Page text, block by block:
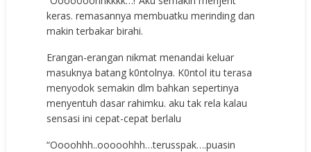
keras. remasannya membuatku merinding dan
makin terbakar birahi.
Erangan-erangan nikmat menandai keluar
masuknya batang k0ntolnya. K0ntol itu terasa
menyodok semakin dlm bahkan sepertinya
menyentuh dasar rahimku. aku tak rela kalau
sensasi ini cepat-cepat berlalu
“Oooohhh..ooooohhh…terusspak….puasin